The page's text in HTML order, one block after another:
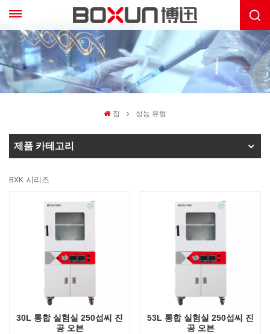
집 성능 유형
제품 카테고리
BXK 시리즈
30L 통합 실험실 250섭씨 진
공 오븐
53L 통합 실험실 250섭씨 진
공 오븐